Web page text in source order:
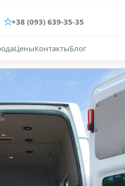
+38 (093) 639-35-35
ЦеныКонтактыБлог